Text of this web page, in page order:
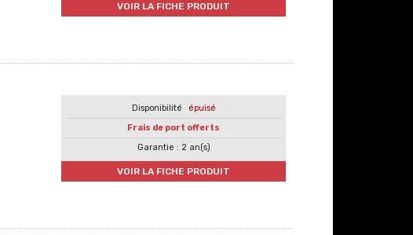
VOIR LA FICHE PRODUIT
épuisé
Frais de port offerts
Garantie : 2 an(s)
VOIR LA FICHE PRODUIT